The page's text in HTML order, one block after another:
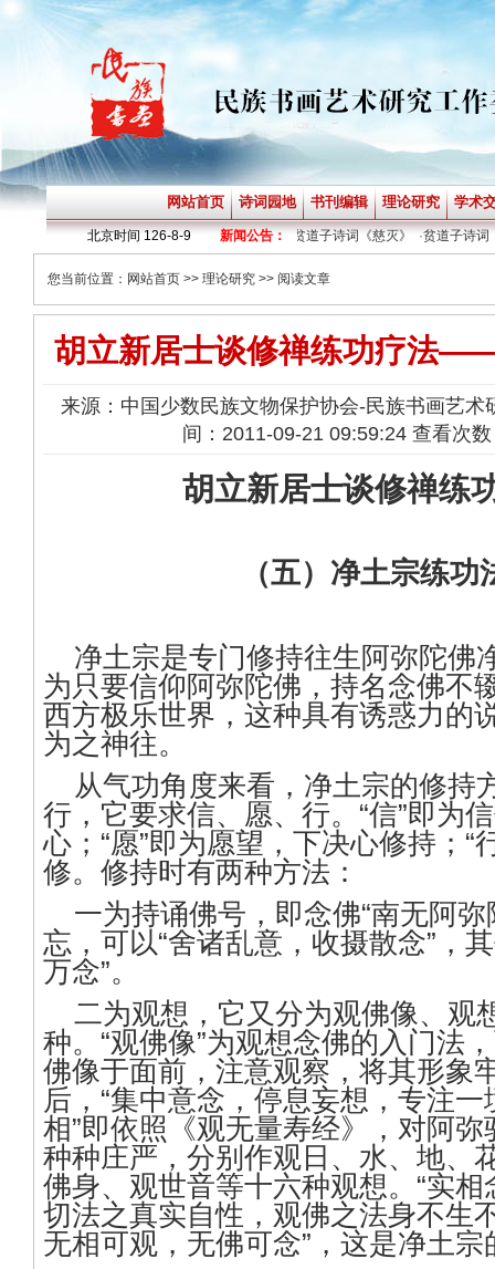
网站首页 诗词园地 书刊编辑 理论研究 学术
北京时间 126-8-9 新闻公告：
贫道子诗词《神定》·贫道子诗词《烟火》·贫道子诗词《慈灭》·贫道子诗词《不
您当前位置： 网站首页 >> 理论研究 >> 阅读文章
胡立新居士谈修禅练功疗法
来源：中国少数民族文物保护协会-民族书画艺术
间：2011-09-21 09:59:24 查看次
胡立新居士谈修禅练
（五）净土宗练功
净土宗是专门修持往生阿弥陀佛
为只要信仰阿弥陀佛，持名念佛不
西方极乐世界，这种具有诱惑力的
为之神往。
从气功角度来看，净土宗的修持
行，它要求信、愿、行。“信”即为
心；“愿”即为愿望，下决心修持；“
修。修持时有两种方法：
一为持诵佛号，即念佛“南无阿弥
忘，可以“舍诸乱意，收摄散念”，
万念”。
二为观想，它又分为观佛像、观
种。“观佛像”为观想念佛的入门法
佛像于面前，注意观察，将其形象
后，“集中意念，停息妄想，专注一
相”即依照《观无量寿经》，对阿
种种庄严，分别作观日、水、地、
佛身、观世音等十六种观想。“实相
切法之真实自性，观佛之法身不生
无相可观，无佛可念”，这是净土